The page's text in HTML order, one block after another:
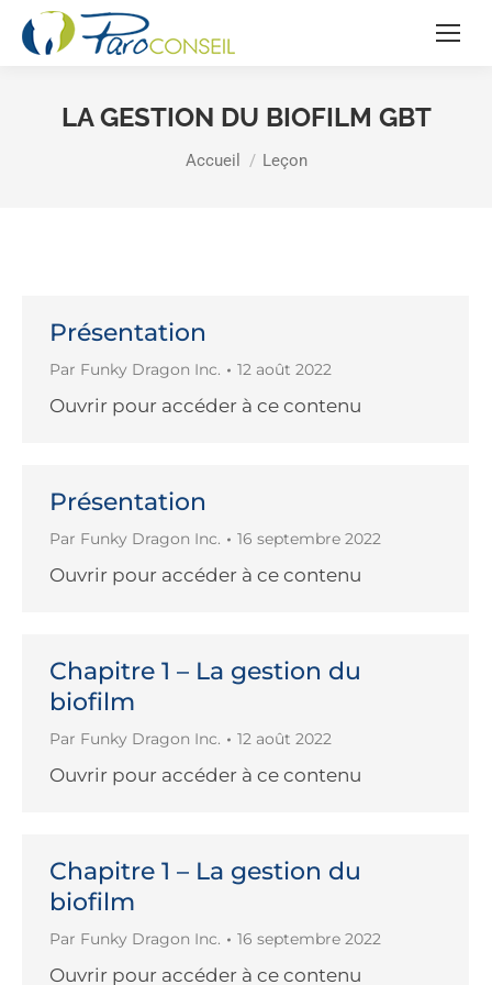
LA GESTION DU BIOFILM GBT
Vous êtes ici :
Accueil Leçon
Présentation
Par Funky Dragon Inc. 12 août 2022
Ouvrir pour accéder à ce contenu
Présentation
Par Funky Dragon Inc. 16 septembre 2022
Ouvrir pour accéder à ce contenu
Chapitre 1 – La gestion du
biofilm
Par Funky Dragon Inc. 12 août 2022
Ouvrir pour accéder à ce contenu
Chapitre 1 – La gestion du
biofilm
Par Funky Dragon Inc. 16 septembre 2022
Ouvrir pour accéder à ce contenu